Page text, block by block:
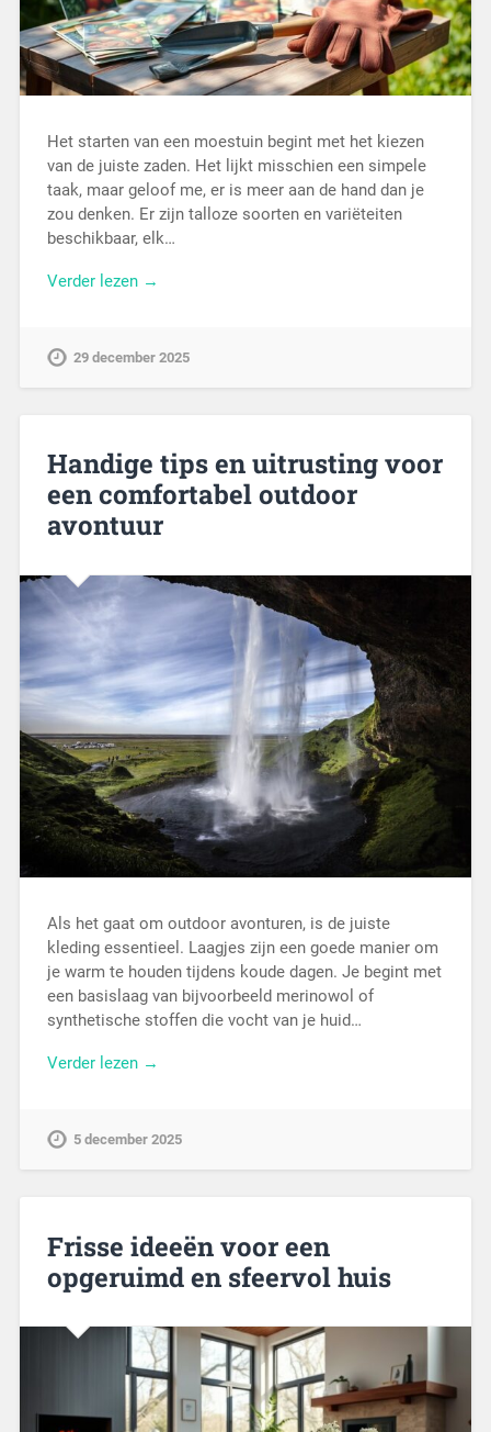
Het starten van een moestuin begint met het kiezen
van de juiste zaden. Het lijkt misschien een simpele
taak, maar geloof me, er is meer aan de hand dan je
zou denken. Er zijn talloze soorten en variëteiten
beschikbaar, elk…
Verder lezen →
29 december 2025
Handige tips en uitrusting voor
een comfortabel outdoor
avontuur
Als het gaat om outdoor avonturen, is de juiste
kleding essentieel. Laagjes zijn een goede manier om
je warm te houden tijdens koude dagen. Je begint met
een basislaag van bijvoorbeeld merinowol of
synthetische stoffen die vocht van je huid…
Verder lezen →
5 december 2025
Frisse ideeën voor een
opgeruimd en sfeervol huis